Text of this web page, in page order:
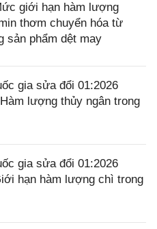
giới hạn hàm lượng
thơm chuyển hóa từ
sản phẩm dệt may
gia sửa đổi 01:2026
lượng thủy ngân trong
gia sửa đổi 01:2026
hạn hàm lượng chì trong